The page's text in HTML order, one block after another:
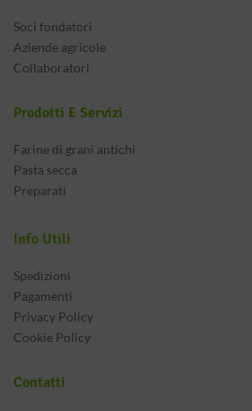
Soci fondatori
Aziende agricole
Collaboratori
Prodotti E Servizi
Farine di grani antichi
Pasta secca
Preparati
Info Utili
Spedizioni
Pagamenti
Privacy Policy
Cookie Policy
Contatti